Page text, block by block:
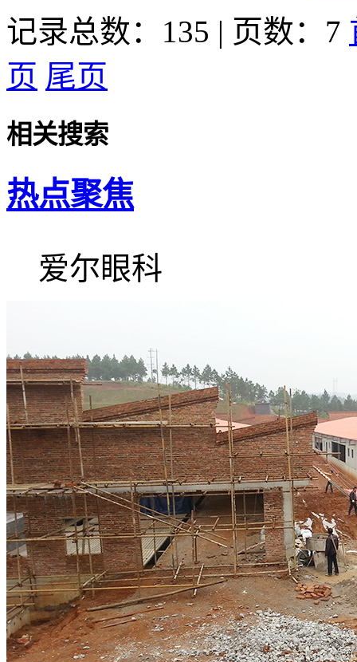
记录总数：135 | 页数：7
页 尾页
相关搜索
热点聚焦
爱尔眼科